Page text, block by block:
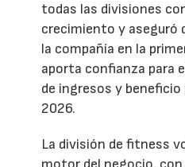
todas las divisiones
crecimiento y aseguró
la compañía en la
aporta confianza para
de ingresos y beneficio
2026.
La división de fitness